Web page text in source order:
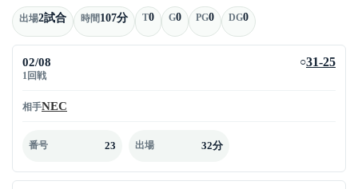
出場2試合 時間107分 T0 G0 PG0 DG0
02/08
1回戦
○31-25
相手NEC
番号 23 出場 32分